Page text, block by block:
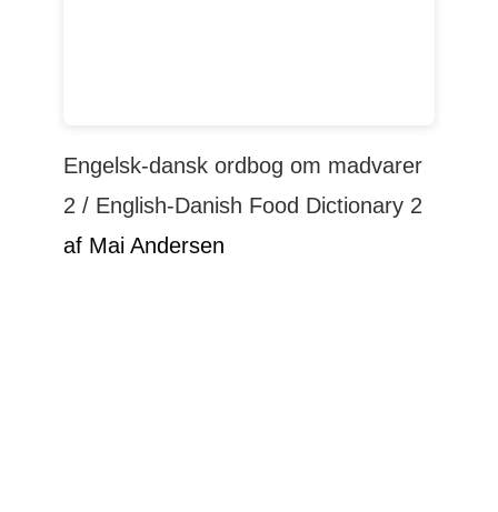
Engelsk-dansk ordbog om madvarer
2 / English-Danish Food Dictionary 2
af Mai Andersen